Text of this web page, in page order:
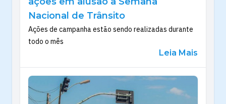
Nacional de Trânsito
Ações de campanha estão sendo realizadas durante
todo o mês
Leia Mais